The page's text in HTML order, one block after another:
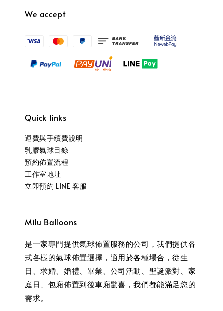
We accept
Quick links
運費與手續費說明
乳膠氣球目錄
預約佈置流程
工作室地址
立即預約 LINE 客服
Milu Balloons
是一家專門提供氣球佈置服務的公司，我們提供各
式各樣的氣球佈置選擇，適用於各種場合，從生
日、求婚、婚禮、畢業、公司活動、聖誕派對、家
庭日、包廂佈置到後車廂驚喜，我們都能滿足您的
需求。